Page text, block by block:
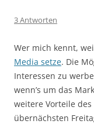
3 Antworten
Wer mich kennt,
Media setze. Die
Interessen zu
wenn’s um das
weitere Vorteile
übernächsten